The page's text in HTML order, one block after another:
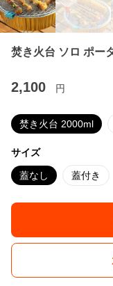
焚き火台 ソロ ポー
2,100 円
焚き火台 2000ml
サイズ
蓋なし 蓋付き